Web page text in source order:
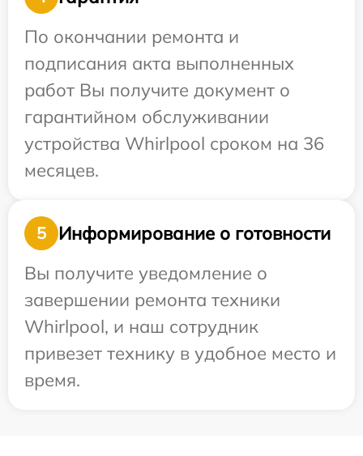
По окончании ремонта и
подписания акта выполненных
работ Вы получите документ о
гарантийном обслуживании
устройства Whirlpool сроком на 36
месяцев.
5
Информирование о готовности
Вы получите уведомление о
завершении ремонта техники
Whirlpool, и наш сотрудник
привезет технику в удобное место и
время.